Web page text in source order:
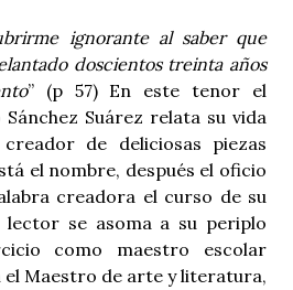
ignorante al saber que
doscientos treinta años
” (p 57) En este tenor el
Suárez relata su vida
de deliciosas piezas
el nombre, después el oficio
creadora el curso de su
lector se asoma a su periplo
como maestro escolar
Maestro de arte y literatura,